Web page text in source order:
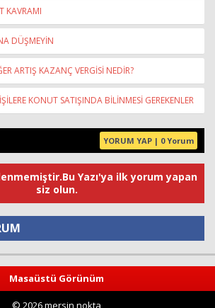
KAVRAMI
DÜŞMEYİN
ARTIŞ KAZANÇ VERGİSİ NEDİR?
KONUT SATIŞINDA BİLİNMESİ GEREKENLER
YORUM YAP | 0 Yorum
Yazı'ya ilk yorum yapan
siz olun.
Masaüstü Görünüm
© 2026 mersin nokta